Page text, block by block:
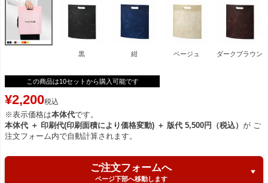
黒 紺 ベージュ ダークブラウン
この商品は10セットから購入可能です
¥2,200税込
※表示価格は本体代です。
本体代 ＋ 印刷代(印刷面積により価格変動) ＋ 版代 5,500円（税込） が ご
注文フォーム内で自動計算されます。
ご注文フォームへ
ページ下部へ移動します